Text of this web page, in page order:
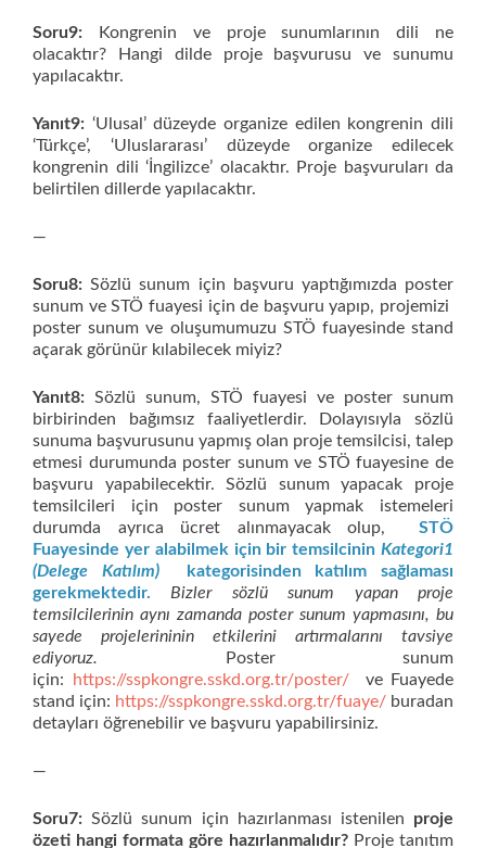
Soru9:
Kongrenin ve proje sunumlarının dili ne
olacaktır? Hangi dilde proje başvurusu ve sunumu
yapılacaktır.
Yanıt9: ‘Ulusal’ düzeyde organize edilen kongrenin dili
‘Türkçe’, ‘Uluslararası’ düzeyde organize edilecek
kongrenin dili ‘İngilizce’ olacaktır. Proje başvuruları da
belirtilen dillerde yapılacaktır.
—
Soru8:Sözlü sunum için başvuru yaptığımızda poster
sunum ve STÖ fuayesi için de başvuru yapıp, projemizi
poster sunum ve oluşumumuzu STÖ fuayesinde stand
açarak görünür kılabilecek miyiz?
Yanıt8: Sözlü sunum, STÖ fuayesi ve poster sunum
birbirinden bağımsız faaliyetlerdir. Dolayısıyla sözlü
sunuma başvurusunu yapmış olan proje temsilcisi, talep
etmesi durumunda poster sunum ve STÖ fuayesine de
başvuru yapabilecektir. Sözlü sunum yapacak proje
temsilcileri için poster sunum yapmak istemeleri
durumda ayrıca ücret alınmayacak olup,
STÖ
Fuayesinde yer alabilmek için bir temsilcinin Kategori1
(Delege Katılım)
kategorisinden katılım sağlaması
gerekmektedir.
Bizler sözlü sunum yapan proje
temsilcilerinin aynı zamanda poster sunum yapmasını, bu
sayede projelerininin etkilerini artırmalarını tavsiye
ediyoruz.
Poster sunum
için:
https://sspkongre.sskd.org.tr/poster/
ve Fuayede
stand için: https://sspkongre.sskd.org.tr/fuaye/ buradan
detayları öğrenebilir ve başvuru yapabilirsiniz.
—
Soru7:Sözlü sunum için hazırlanması istenilen proje
özeti hangi formata göre hazırlanmalıdır? Proje tanıtım